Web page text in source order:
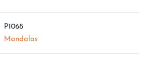
P1068
Mandalas